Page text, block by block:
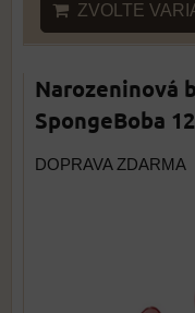
ZVOLTE
Narozeninová
SpongeBoba
DOPRAVA ZDARMA